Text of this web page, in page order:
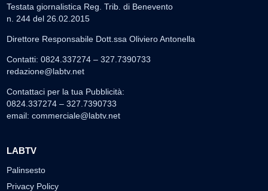
Testata giornalistica Reg. Trib. di Benevento
n. 244 del 26.02.2015
Direttore Responsabile Dott.ssa Oliviero Antonella
Contatti: 0824.337274 – 327.7390733
redazione@labtv.net
Contattaci per la tua Pubblicità:
0824.337274 – 327.7390733
email: commerciale@labtv.net
LABTV
Palinsesto
Privacy Policy